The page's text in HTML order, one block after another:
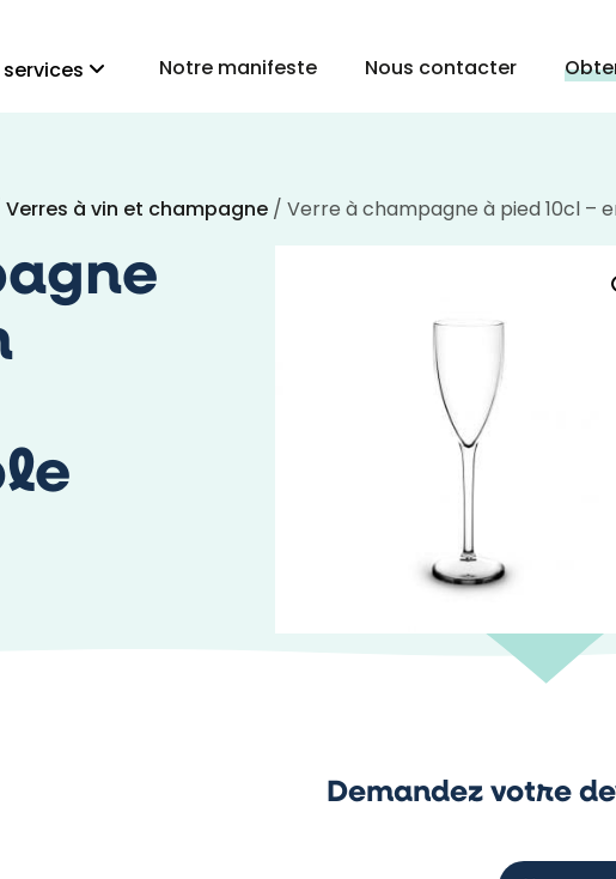
Notre manifeste Nous contacter
Verres à vin et champagne/ Verre à champagne à pied 10cl –
Demandez votre